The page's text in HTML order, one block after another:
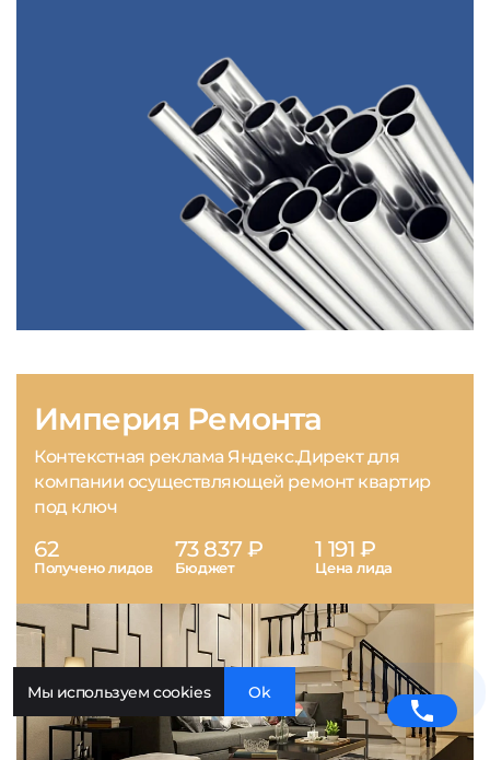
Империя Ремонта
Контекстная реклама Яндекс.Директ для
компании осуществляющей ремонт квартир
под ключ
62
Получено лидов
73 837 ₽
Бюджет
1 191 ₽
Цена лида
Мы используем cookies Ok